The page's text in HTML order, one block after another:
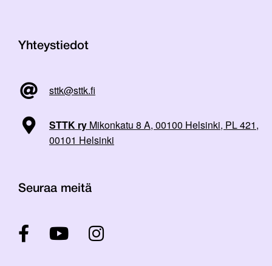
Yhteystiedot
sttk@sttk.fi
STTK ry Mikonkatu 8 A, 00100 Helsinki, PL 421,
00101 Helsinki
Seuraa meitä